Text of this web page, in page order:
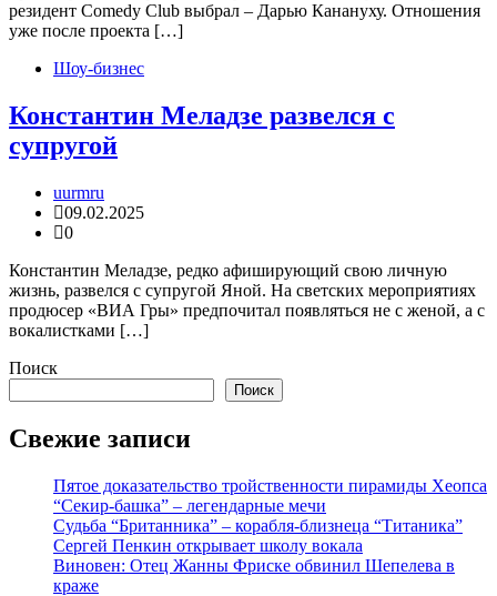
резидент Comedy Club выбрал – Дарью Канануху. Отношения
уже после проекта […]
Шоу-бизнес
Константин Меладзе развелся с
супругой
uurmru
09.02.2025
0
Константин Меладзе, редко афиширующий свою личную
жизнь, развелся с супругой Яной. На светских мероприятиях
продюсер «ВИА Гры» предпочитал появляться не с женой, а с
вокалистками […]
Поиск
Поиск
Свежие записи
Пятое доказательство тройственности пирамиды Хеопса
“Секир-башка” – легендарные мечи
Судьба “Британника” – корабля-близнеца “Титаника”
Сергей Пенкин открывает школу вокала
Виновен: Отец Жанны Фриске обвинил Шепелева в
краже